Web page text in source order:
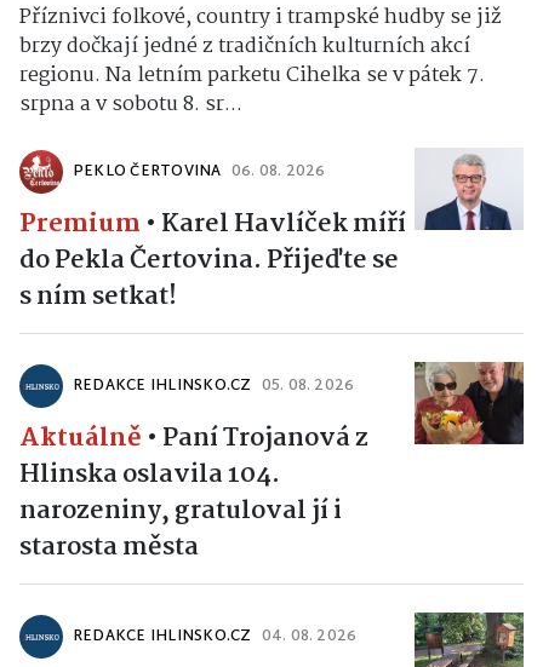
Příznivci folkové, country i trampské hudby se již
brzy dočkají jedné z tradičních kulturních akcí
regionu. Na letním parketu Cihelka se v pátek 7.
srpna a v sobotu 8. sr...
PEKLO ČERTOVINA 06. 08. 2026
Premium • Karel Havlíček míří
do Pekla Čertovina. Přijeďte se
s ním setkat!
REDAKCE IHLINSKO.CZ 05. 08. 2026
Aktuálně • Paní Trojanová z
Hlinska oslavila 104.
narozeniny, gratuloval jí i
starosta města
REDAKCE IHLINSKO.CZ 04. 08. 2026